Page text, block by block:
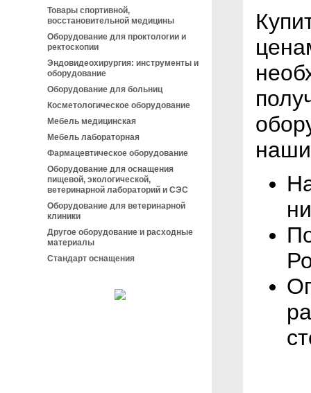
Товары спортивной,
восстановительной медицины
Оборудование для проктологии и
ректоскопии
Эндовидеохирургия: инструменты и
оборудование
Оборудование для больниц
Косметологическое оборудование
Мебель медицинская
Мебель лабораторная
Фармацевтическое оборудование
Оборудование для оснащения
пищевой, экологической,
ветеринарной лабораторий и СЭС
Оборудование для ветеринарной
клиники
Другое оборудование и расходные
материалы
Стандарт оснащения